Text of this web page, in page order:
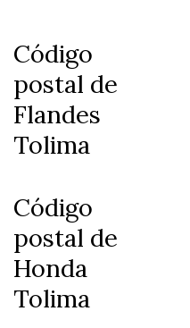
Código
postal de
Flandes
Tolima
Código
postal de
Honda
Tolima